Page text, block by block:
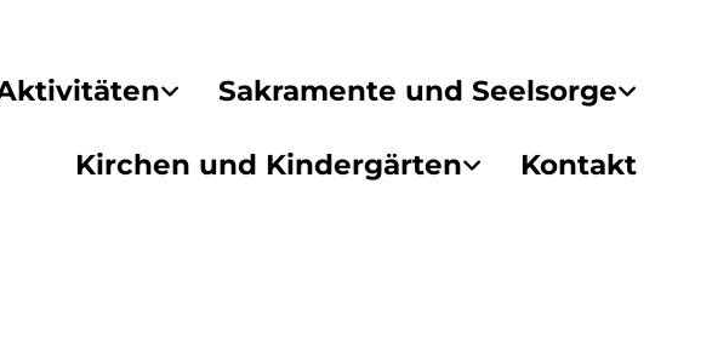
Sakramente und Seelsorge
Kirchen und Kindergärten Kontakt